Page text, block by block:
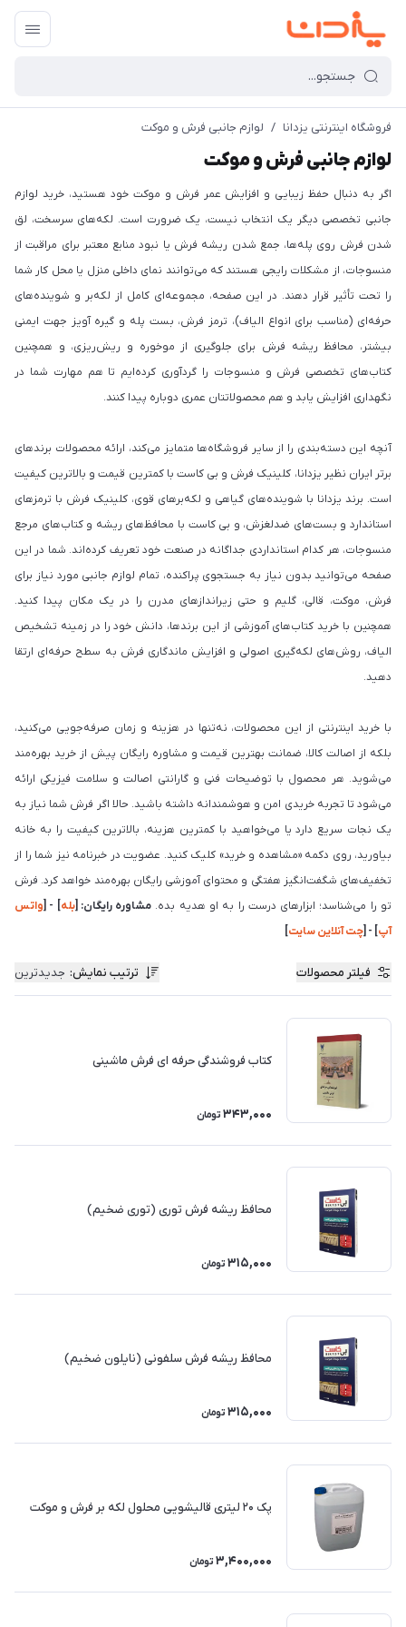
فروشگاه اینترنتی یزدانا / لوازم جانبی فرش و موکت
لوازم جانبی فرش و موکت
اگر به دنبال حفظ زیبایی و افزایش عمر فرش و موکت خود هستید، خرید لوازم
جانبی تخصصی دیگر یک انتخاب نیست، یک ضرورت است. لکه‌های سرسخت، لق
شدن فرش روی پله‌ها، جمع شدن ریشه فرش یا نبود منابع معتبر برای مراقبت از
منسوجات، از مشکلات رایجی هستند که می‌توانند نمای داخلی منزل یا محل کار شما
را تحت تأثیر قرار دهند. در این صفحه، مجموعه‌ای کامل از لکه‌بر و شوینده‌های
حرفه‌ای (مناسب برای انواع الیاف)، ترمز فرش، بست پله و گیره آویز جهت ایمنی
بیشتر، محافظ ریشه فرش برای جلوگیری از موخوره و ریش‌ریزی، و همچنین
کتاب‌های تخصصی فرش و منسوجات را گردآوری کرده‌ایم تا هم مهارت شما در
نگهداری افزایش یابد و هم محصولاتتان عمری دوباره پیدا کنند.
آنچه این دسته‌بندی را از سایر فروشگاه‌ها متمایز می‌کند، ارائه محصولات برندهای
برتر ایران نظیر یزدانا، کلینیک فرش و بی کاست با کمترین قیمت و بالاترین کیفیت
است. برند یزدانا با شوینده‌های گیاهی و لکه‌برهای قوی، کلینیک فرش با ترمزهای
استاندارد و بست‌های ضدلغزش، و بی کاست با محافظ‌های ریشه و کتاب‌های مرجع
منسوجات، هر کدام استانداردی جداگانه در صنعت خود تعریف کرده‌اند. شما در این
صفحه می‌توانید بدون نیاز به جستجوی پراکنده، تمام لوازم جانبی مورد نیاز برای
فرش، موکت، قالی، گلیم و حتی زیراندازهای مدرن را در یک مکان پیدا کنید.
همچنین با خرید کتاب‌های آموزشی از این برندها، دانش خود را در زمینه تشخیص
الیاف، روش‌های لکه‌گیری اصولی و افزایش ماندگاری فرش به سطح حرفه‌ای ارتقا
دهید.
با خرید اینترنتی از این محصولات، نه‌تنها در هزینه و زمان صرفه‌جویی می‌کنید،
بلکه از اصالت کالا، ضمانت بهترین قیمت و مشاوره رایگان پیش از خرید بهره‌مند
می‌شوید. هر محصول با توضیحات فنی و گارانتی اصالت و سلامت فیزیکی ارائه
می‌شود تا تجربه خریدی امن و هوشمندانه داشته باشید. حالا اگر فرش شما نیاز به
یک نجات سریع دارد یا می‌خواهید با کمترین هزینه، بالاترین کیفیت را به خانه
بیاورید، روی دکمه «مشاهده و خرید» کلیک کنید. عضویت در خبرنامه نیز شما را از
تخفیف‌های شگفت‌انگیز هفتگی و محتوای آموزشی رایگان بهره‌مند خواهد کرد. فرش
تو را می‌شناسد؛ ابزارهای درست را به او هدیه بده. مشاوره رایگان: [بله ] - [ واتس
آپ ] - [ چت آنلاین سایت
فیلتر محصولات ترتیب نمایش: جدیدترین
کتاب فروشندگی حرفه ای فرش ماشینی
343,000 تومان
محافظ ریشه فرش توری (توری ضخیم)
315,000 تومان
محافظ ریشه فرش سلفونی (نایلون ضخیم)
315,000 تومان
پک 20 لیتری قالیشویی محلول لکه بر فرش و موکت
3,400,000 تومان